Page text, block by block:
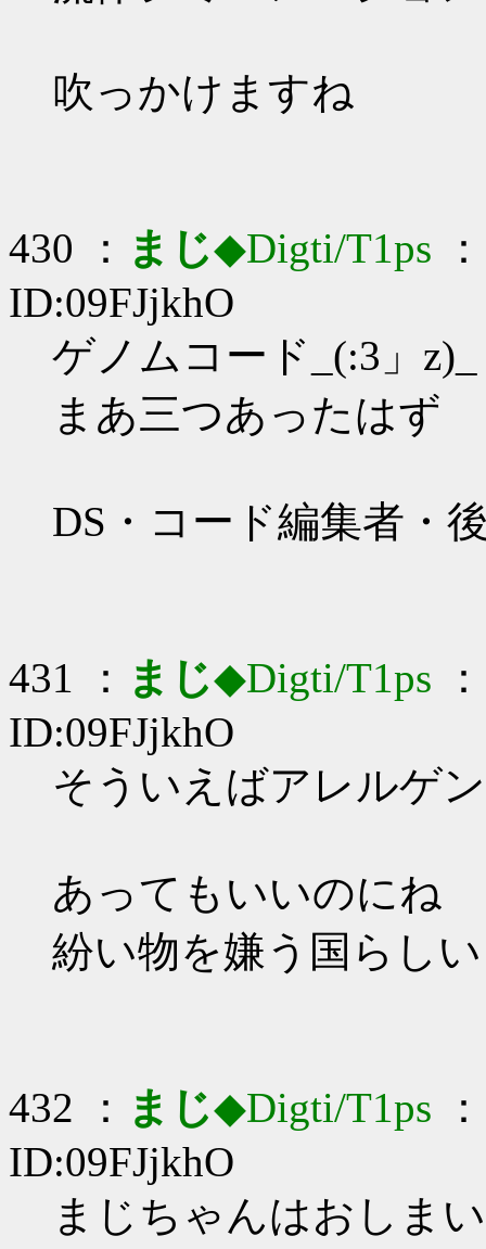
吹っかけますね
430 ： まじ◆Digti/T1ps
ID:09FJjkhO
ゲノムコード_(:3」z)_
まあ三つあったはず
DS・コード編集者・
431 ： まじ◆Digti/T1ps
ID:09FJjkhO
そういえばアレルゲ
あってもいいのにね
紛い物を嫌う国らしい
432 ： まじ◆Digti/T1ps
ID:09FJjkhO
まじちゃんはおしま